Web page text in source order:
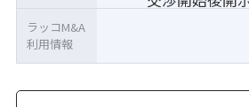
ラッコM&A
利用情報